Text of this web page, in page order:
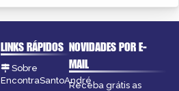
LINKS RÁPIDOS
Sobre
EncontraSantoAndré
NOVIDADES POR E-
MAIL
Receba grátis as